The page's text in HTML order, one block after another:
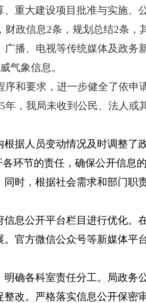
重大建设项目批准与实施、
财政信息2条，规划总结2条，
播、电视等传统媒体及政务
气象信息。
和要求，进一步健全了依申
年，我局未收到公民、法人或
据人员变动情况及时调整了
环节的责任，确保公开信息
时，根据社会需求和部门职
息公开平台栏目进行优化。
官方微信公众号等新媒体平
确各科室责任分工。局政务
改。严格落实信息公开保密